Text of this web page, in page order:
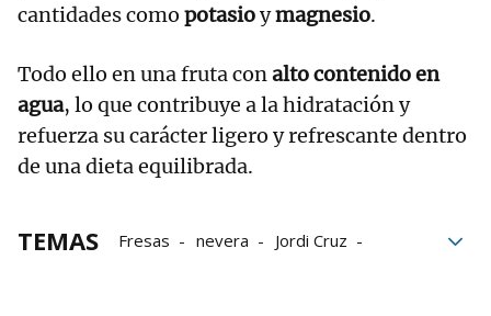
cantidades como potasioymagnesio.
Todo ello en una fruta conalto contenido en
agua, lo que contribuye a la hidratación y
refuerza su carácter ligero y refrescante dentro
de una dieta equilibrada.
TEMAS Fresas nevera
Jordi Cruz